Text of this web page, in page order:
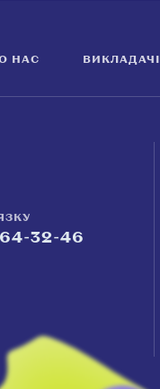
НАС ВИКЛАДАЧІ
32-46